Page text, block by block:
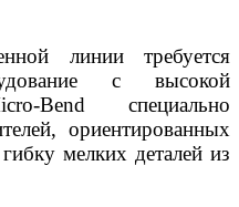
линии требуется
с высокой
Bend специально
ориентированных
мелких деталей из